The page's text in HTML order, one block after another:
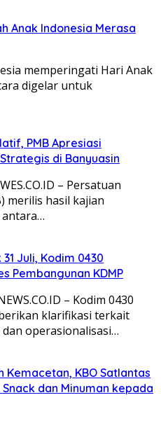
Anak Indonesia Merasa
memperingati Hari Anak
digelar untuk
PMB Apresiasi
di Banyuasin
– Persatuan
merilis hasil kajian
Juli, Kodim 0430
Pembangunan KDMP
– Kodim 0430
klarifikasi terkait
operasionalisasi…
Kemacetan, KBO Satlantas
dan Minuman kepada